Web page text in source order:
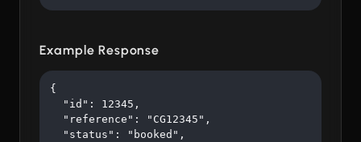
Example Response
{
  "id": 12345,
  "reference": "CG12345",
  "status": "booked",